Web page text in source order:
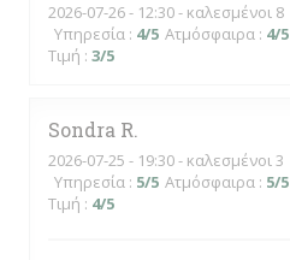
2026-07-26- 12:30 - καλεσμένοι 8
Υπηρεσία : 4/5 Ατμόσφαιρα : 4/5
Τιμή : 3/5
Sondra R
2026-07-25 - 19:30 - καλεσμένοι 3
Υπηρεσία : 5/5 Ατμόσφαιρα : 5/5
Τιμή : 4/5